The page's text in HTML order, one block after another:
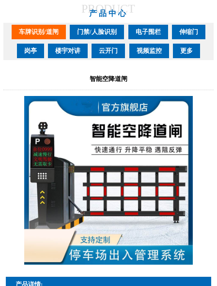
PRODUCT
产品中心
车牌识别/道闸 门禁/人脸识别 电子围栏 伸缩门
岗亭 楼宇对讲 云开门 视频监控 更多
智能空降道闸
产品详情: